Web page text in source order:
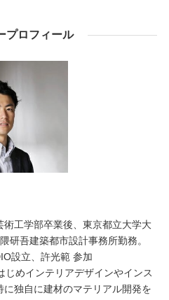
プロフィール
工学部卒業後、東京都立大学大
研吾建築都市設計事務所勤務。
設立、許光範 参加
じめインテリアデザインやインス
独自に建材のマテリアル開発を